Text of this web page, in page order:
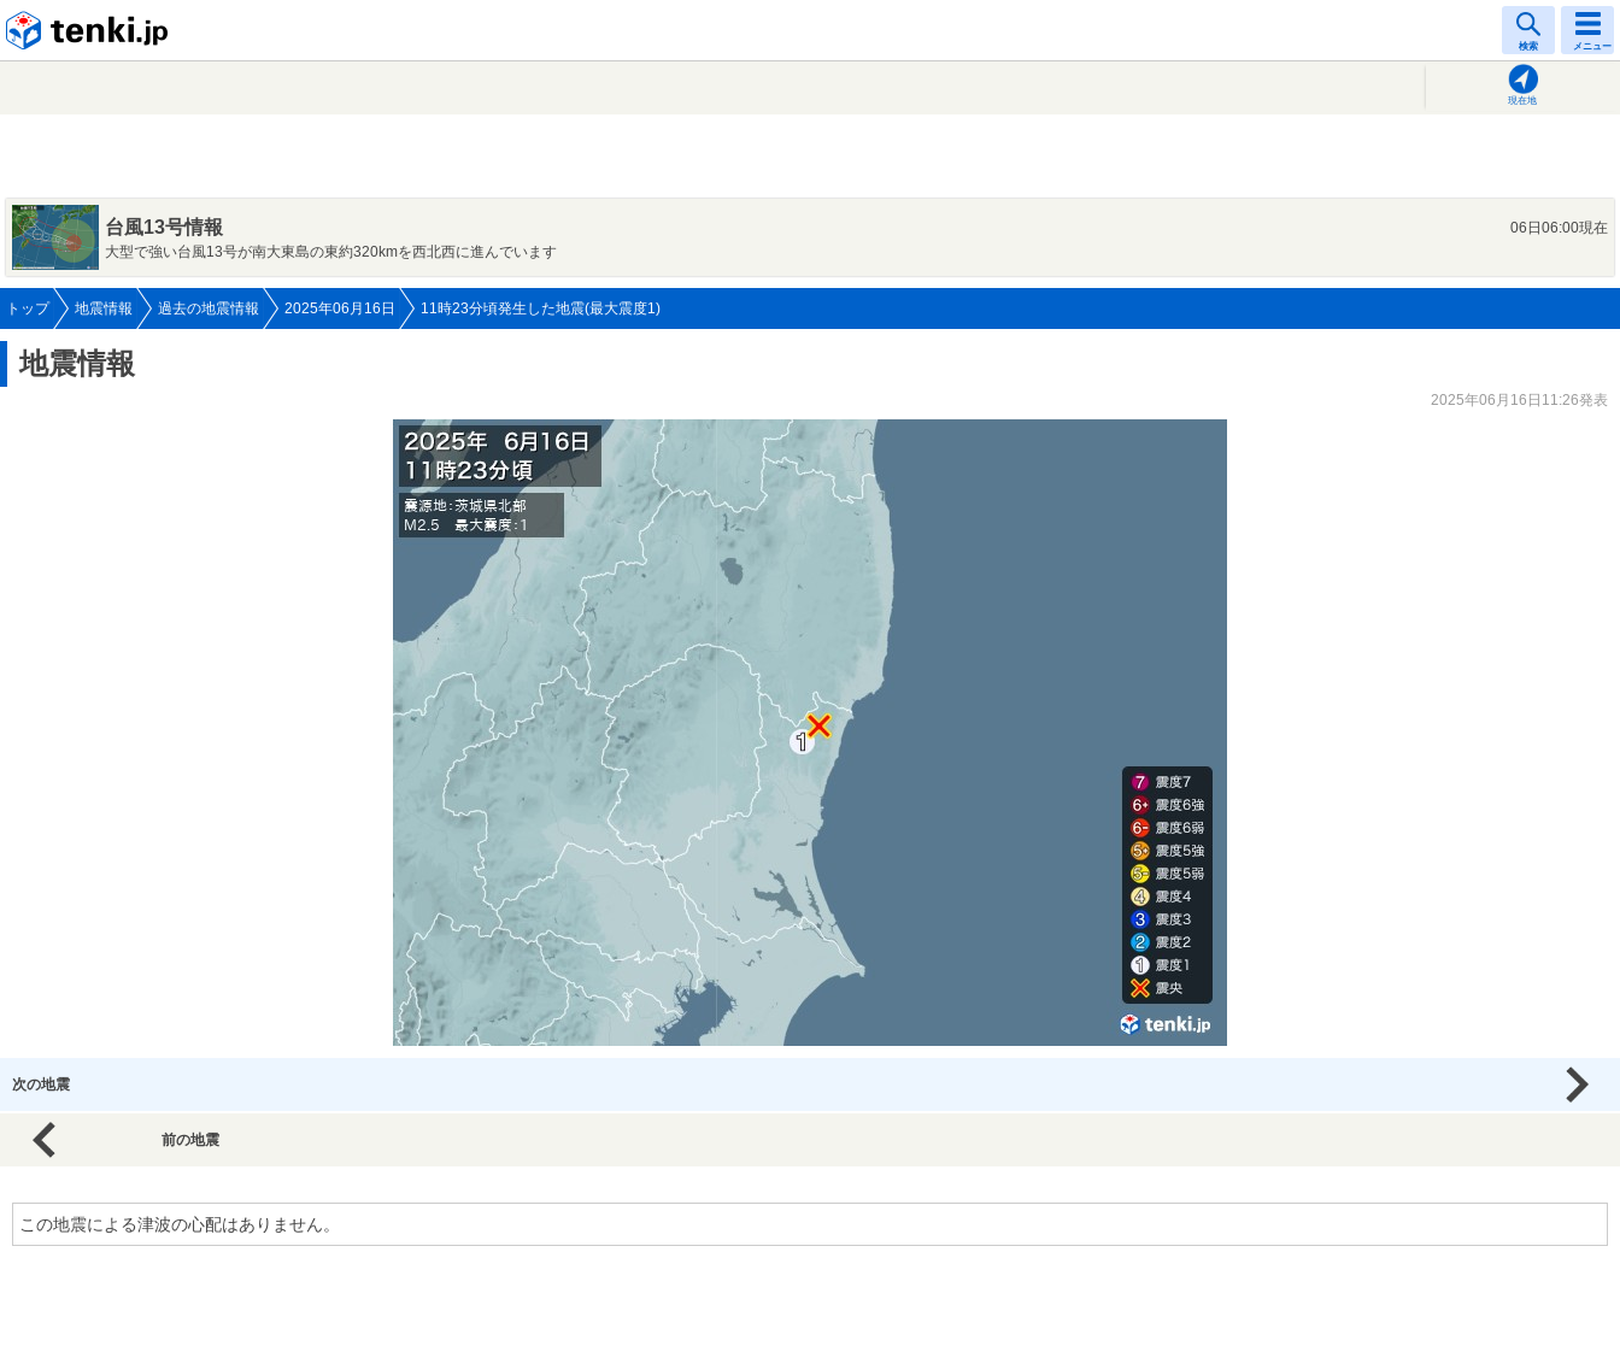
検索 メニュー
現在地
台風13号情報
06日06:00現在
大型で強い台風13号が南大東島の東約320kmを西北西に進んでいます
トップ 地震情報 過去の地震情報 2025年06月16日 11時23分頃発生した地震(最大震度1)
地震情報
2025年06月16日11:26発表
次の地震
前の地震
この地震による津波の心配はありません。